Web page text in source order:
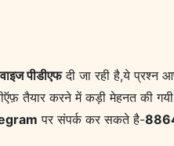
पीडीएफदी जा रही है,ये प्रश्न
तैयार करने में कड़ी मेहनत की
पर संपर्क कर सकते है-